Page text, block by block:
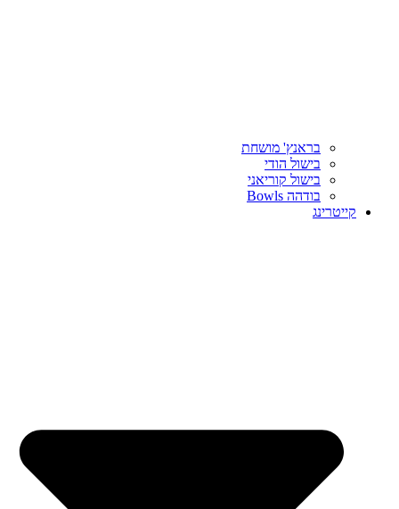
בראנץ' מושחת
בישול הודי
בישול קוריאני
בודהה Bowls
קייטרינג